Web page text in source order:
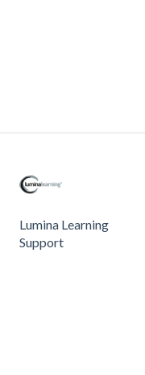
Lumina Learning
Support